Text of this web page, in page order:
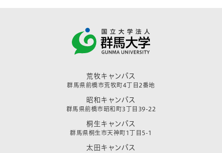
荒牧キャンパス
群馬県前橋市荒牧町4丁目2番地
昭和キャンパス
群馬県前橋市昭和町3丁目39-22
桐生キャンパス
群馬県桐生市天神町1丁目5-1
太田キャンパス